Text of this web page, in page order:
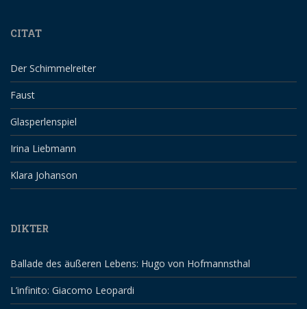
CITAT
Der Schimmelreiter
Faust
Glasperlenspiel
Irina Liebmann
Klara Johanson
DIKTER
Ballade des äußeren Lebens: Hugo von Hofmannsthal
L’infinito: Giacomo Leopardi